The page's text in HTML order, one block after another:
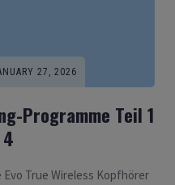
27, 2026
Programme Teil 1
True Wireless Kopfhörer